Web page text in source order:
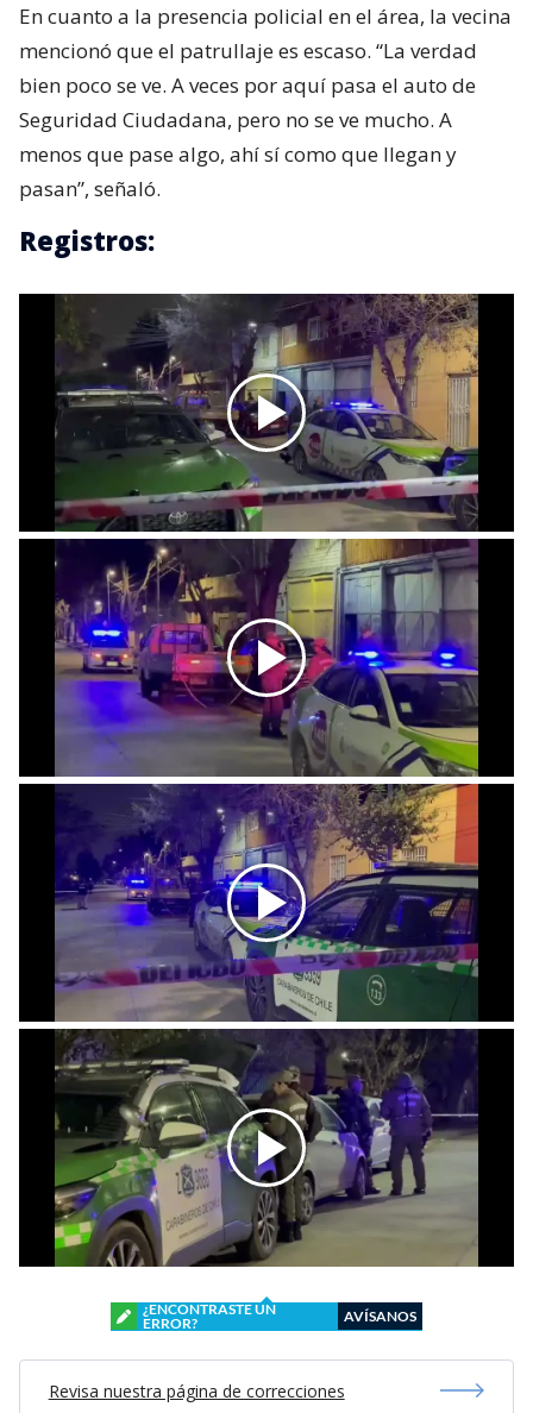
En cuanto a la presencia policial en el área, la vecina
mencionó que el patrullaje es escaso. “La verdad
bien poco se ve. A veces por aquí pasa el auto de
Seguridad Ciudadana, pero no se ve mucho. A
menos que pase algo, ahí sí como que llegan y
pasan”, señaló.
Registros:
¿ENCONTRASTE UN
ERROR?
AVÍSANOS
Revisa nuestra página de correcciones